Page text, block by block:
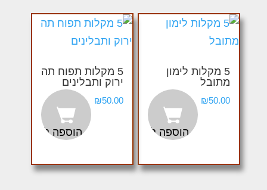
5 מקלות לימון
מתובל
₪50.00
הוספה לסל
5 מקלות תפוח תה
ירוק ותבלינים
₪50.00
הוספה לסל